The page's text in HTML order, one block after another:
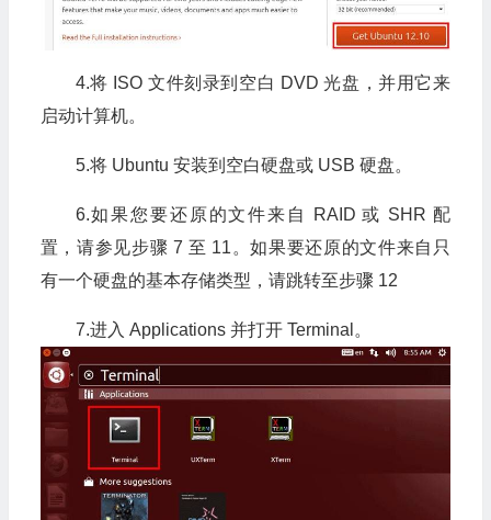
4.将 ISO 文件刻录到空白 DVD 光盘，并用它来
启动计算机。
5.将 Ubuntu 安装到空白硬盘或 USB 硬盘。
6.如果您要还原的文件来自 RAID 或 SHR 配
置，请参见步骤 7 至 11。如果要还原的文件来自只
有一个硬盘的基本存储类型，请跳转至步骤 12
7.进入 Applications 并打开 Terminal。